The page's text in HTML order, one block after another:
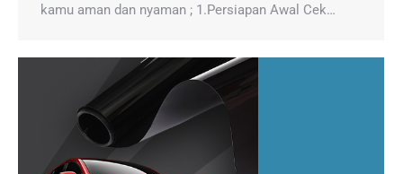
kamu aman dan nyaman ; 1.Persiapan Awal Cek…